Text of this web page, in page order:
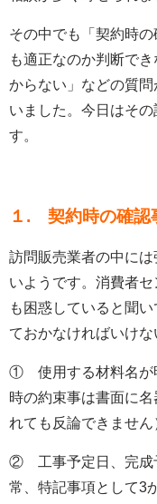
その中でも「契約時
も適正なのか判断で
からない」などの質
いました。今日はそ
す。
１. 契約時の確認
訪問販売業者の中に
いようです。消費者
も困惑していると聞
ておかなければいけな
① 使用する材料名が
時の約束事は書面に
れても反論できません
② 工事予定日、完成
常、特記事項として3